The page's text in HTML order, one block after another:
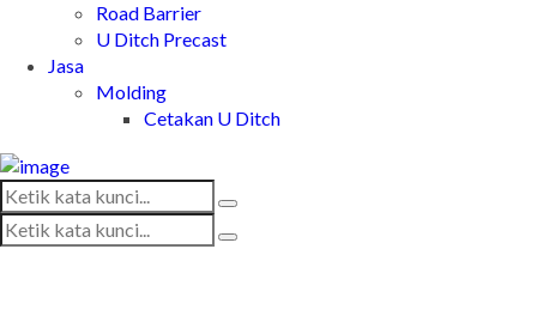
Road Barrier
U Ditch Precast
Jasa
Molding
Cetakan U Ditch